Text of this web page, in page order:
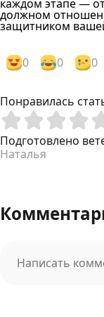
каждом этапе —
должном
защитником
0 0 0
Понравилась
Подготовлено
Наталья